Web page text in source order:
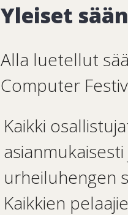
Yleiset
Alla luetellut
Computer
Kaikki
urheiluhengen
Kaikkien